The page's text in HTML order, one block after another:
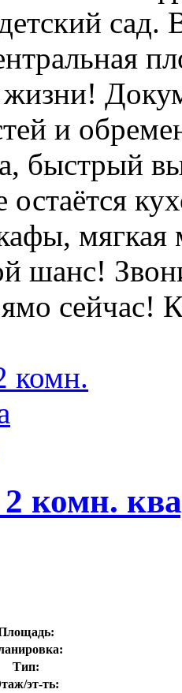
и
быстрый
мягкая
шанс!
сейчас!
комн.
Тип:
эт-ть: